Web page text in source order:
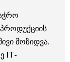
მოზიდვა.
IT-